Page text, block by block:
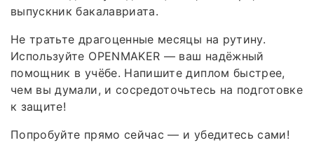
выпускник бакалавриата.
Не тратьте драгоценные месяцы на рутину.
Используйте OPENMAKER — ваш надёжный
помощник в учёбе. Напишите диплом быстрее,
чем вы думали, и сосредоточьтесь на подготовке
к защите!
Попробуйте прямо сейчас — и убедитесь сами!